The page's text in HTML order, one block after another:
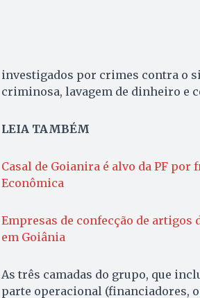
investigados por crimes contra o
criminosa, lavagem de dinheiro e
LEIA TAMBÉM
Casal de Goianira é alvo da PF
Econômica
Empresas de confecção de artigos
em Goiânia
As três camadas do grupo, que
parte operacional (financiadores,